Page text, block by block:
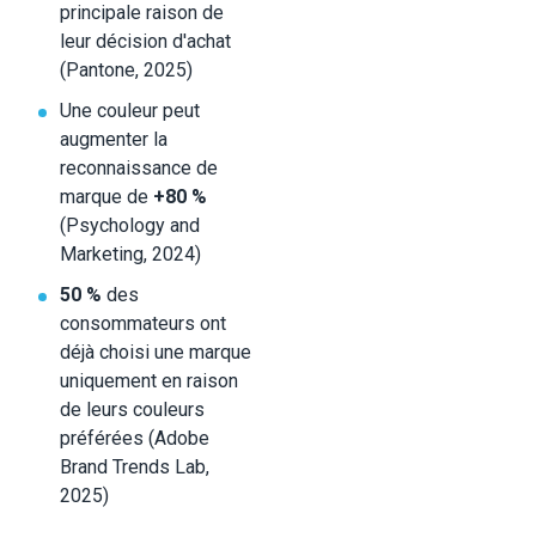
principale raison de
leur décision d'achat
(Pantone, 2025)
Une couleur peut
augmenter la
reconnaissance de
marque de +80 %
(Psychology and
Marketing, 2024)
50 % des
consommateurs ont
déjà choisi une marque
uniquement en raison
de leurs couleurs
préférées (Adobe
Brand Trends Lab,
2025)